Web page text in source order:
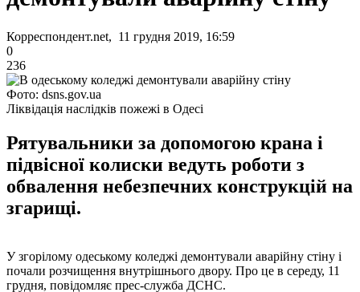
Корреспондент.net, 11 грудня 2019, 16:59
0
236
Фото: dsns.gov.ua
Ліквідація наслідків пожежі в Одесі
Рятувальники за допомогою крана і
підвісної колиски ведуть роботи з
обвалення небезпечних конструкцій на
згарищі.
У згорілому одеському коледжі демонтували аварійну стіну і
почали розчищення внутрішнього двору. Про це в середу, 11
грудня, повідомляє прес-служба ДСНС.